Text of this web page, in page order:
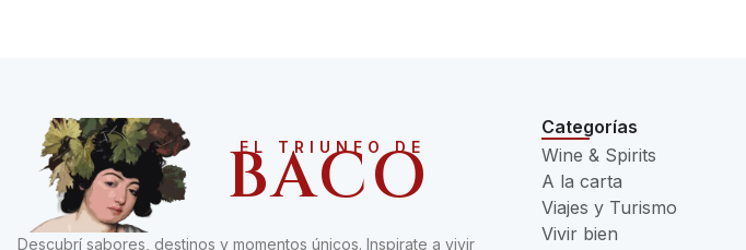
EL TRIUNFO DE
BACO
Descubrí sabores, destinos y momentos únicos. Inspirate a vivir
Categorías
Wine & Spirits
A la carta
Viajes y Turismo
Vivir bien